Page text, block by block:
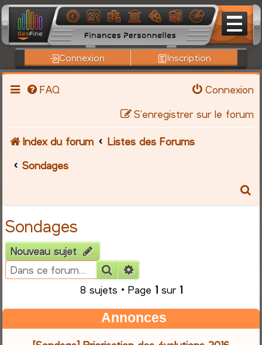
Connexion Inscription
FAQ
Connexion
S’enregistrer sur le forum
Index du forum
Listes des Forums
Sondages
r
c
Sondages
Nouveau sujet
Rechercher
8 sujets • Page 1sur 1
Annonces